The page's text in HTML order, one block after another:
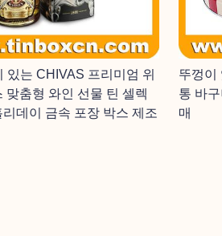
있는 CHIVAS 프리미엄 위
맞춤형 와인 선물 틴 셀렉
데이 금속 포장 박스 제조
뚜껑이
통 바
매